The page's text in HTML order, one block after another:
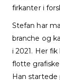
firkanter i
Stefan har
branche og
i 2021. Her
flotte
Han